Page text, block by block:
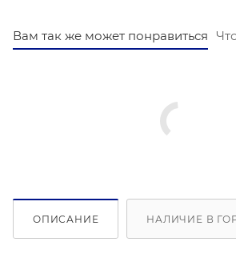
Вам так же может понравиться
ОПИСАНИЕ НАЛИЧИЕ В